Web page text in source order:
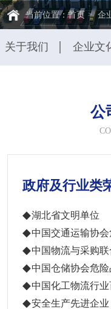
当前位置：首页 企
关于我们 企业文
公
政府及行业类
湖北省文明单位
中国交通运输协
中国物流与采购
中国仓储协会危
中国化工物流行
安全生产先进企业